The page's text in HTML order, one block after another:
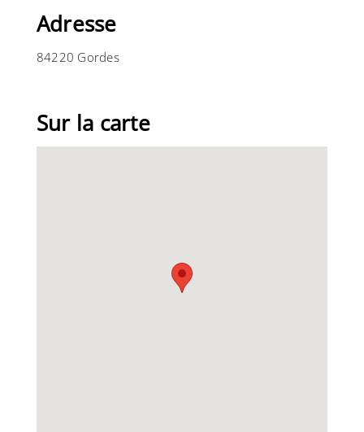
Adresse
84220 Gordes
Sur la carte